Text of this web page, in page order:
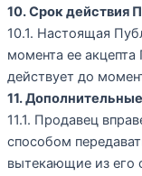
10. Срок действия
10.1. Настоящая
момента ее
действует до
11.
11.1. Продавец
способом
вытекающие из его